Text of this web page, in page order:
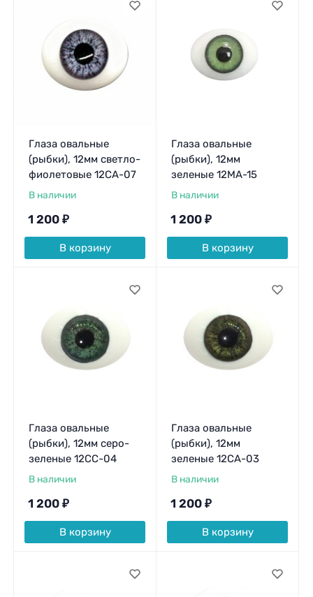
Глаза овальные
(рыбки), 12мм светло-
фиолетовые 12CA-07
В наличии
1 200 ₽
В корзину
Глаза овальные
(рыбки), 12мм
зеленые 12MA-15
В наличии
1 200 ₽
В корзину
Глаза овальные
(рыбки), 12мм серо-
зеленые 12CC-04
В наличии
1 200 ₽
В корзину
Глаза овальные
(рыбки), 12мм
зеленые 12CA-03
В наличии
1 200 ₽
В корзину